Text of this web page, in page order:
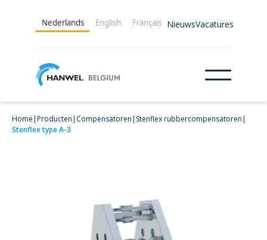
Nederlands English Français NieuwsVacatures
Home|Producten| Compensatoren| Stenflex rubbercompensatoren|
Stenflex type A-3